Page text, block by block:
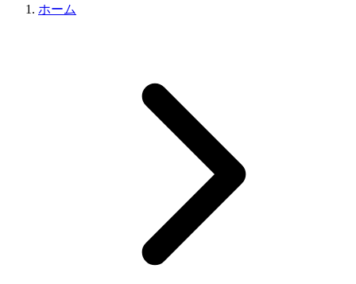
ホーム